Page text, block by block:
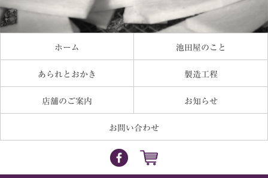
ホーム 池田屋のこと
あられとおかき 製造工程
店舗のご案内 お知らせ
お問い合わせ